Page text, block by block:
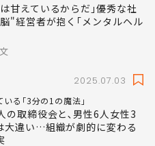
甘えているからだ｣優秀な社
2025.07.03